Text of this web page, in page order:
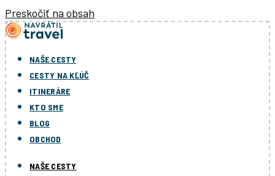
Preskočiť na obsah
NAŠE CESTY
CESTY NA KĽÚČ
ITINERÁRE
KTO SME
BLOG
OBCHOD
NAŠE CESTY